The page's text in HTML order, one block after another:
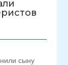
сыну